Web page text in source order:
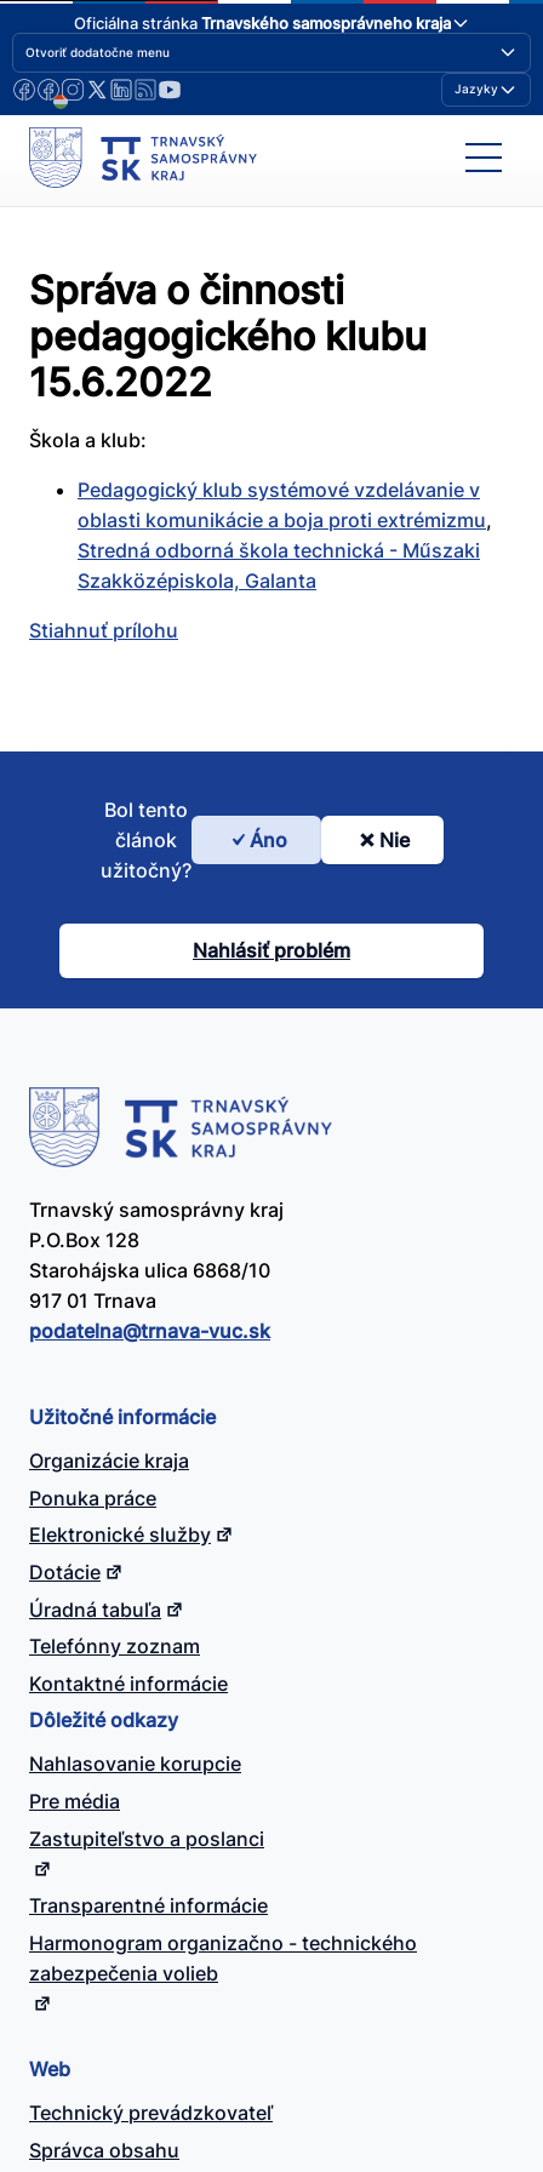
Oficiálna stránkaTrnavského samosprávneho kraja
Otvoriť dodatočne menu
Jazyky
Správa o činnosti
pedagogického klubu
15.6.2022
Škola a klub:
Pedagogický klub systémové vzdelávanie v
oblasti komunikácie a boja proti extrémizmu,
Stredná odborná škola technická - Műszaki
Szakközépiskola, Galanta
Stiahnuť prílohu
Bol
článok
užitočný?
Bol tento
článok
užitočný?
Áno Nie
Nahlásiť problém
Trnavský samosprávny kraj
P.O.Box 128
Starohájska ulica 6868/10
917 01 Trnava
podatelna@​trnava-vuc.sk
Užitočné informácie
Organizácie kraja
Ponuka práce
Elektronické služby
Dotácie
Úradná tabuľa
Telefónny zoznam
Kontaktné informácie
Dôležité odkazy
Nahlasovanie korupcie
Pre média
Zastupiteľstvo a poslanci
Transparentné informácie
Harmonogram organizačno - technického
zabezpečenia volieb
Web
Technický prevádzkovateľ
Správca obsahu